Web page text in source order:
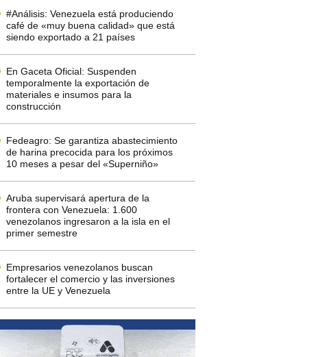
#Análisis: Venezuela está produciendo
café de «muy buena calidad» que está
siendo exportado a 21 países
En Gaceta Oficial: Suspenden
temporalmente la exportación de
materiales e insumos para la
construcción
Fedeagro: Se garantiza abastecimiento
de harina precocida para los próximos
10 meses a pesar del «Superniño»
Aruba supervisará apertura de la
frontera con Venezuela: 1.600
venezolanos ingresaron a la isla en el
primer semestre
Empresarios venezolanos buscan
fortalecer el comercio y las inversiones
entre la UE y Venezuela